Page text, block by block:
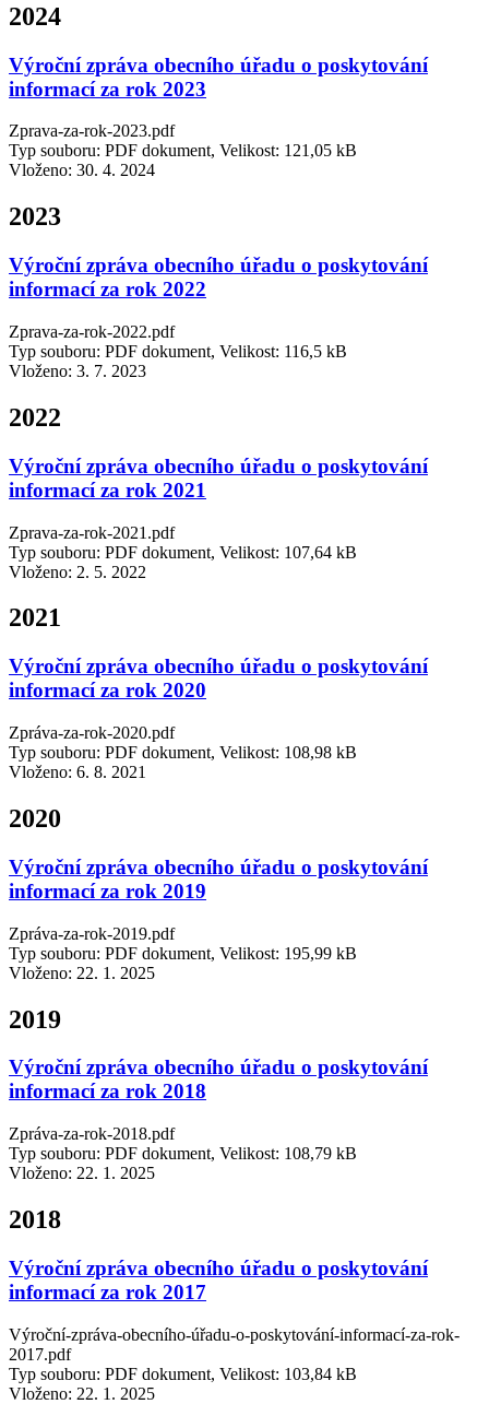
2024
Výroční zpráva obecního úřadu o poskytování
informací za rok 2023
Zprava-za-rok-2023.pdf
Typ souboru: PDF dokument, Velikost: 121,05 kB
Vloženo: 30. 4. 2024
2023
Výroční zpráva obecního úřadu o poskytování
informací za rok 2022
Zprava-za-rok-2022.pdf
Typ souboru: PDF dokument, Velikost: 116,5 kB
Vloženo: 3. 7. 2023
2022
Výroční zpráva obecního úřadu o poskytování
informací za rok 2021
Zprava-za-rok-2021.pdf
Typ souboru: PDF dokument, Velikost: 107,64 kB
Vloženo: 2. 5. 2022
2021
Výroční zpráva obecního úřadu o poskytování
informací za rok 2020
Zpráva-za-rok-2020.pdf
Typ souboru: PDF dokument, Velikost: 108,98 kB
Vloženo: 6. 8. 2021
2020
Výroční zpráva obecního úřadu o poskytování
informací za rok 2019
Zpráva-za-rok-2019.pdf
Typ souboru: PDF dokument, Velikost: 195,99 kB
Vloženo: 22. 1. 2025
2019
Výroční zpráva obecního úřadu o poskytování
informací za rok 2018
Zpráva-za-rok-2018.pdf
Typ souboru: PDF dokument, Velikost: 108,79 kB
Vloženo: 22. 1. 2025
2018
Výroční zpráva obecního úřadu o poskytování
informací za rok 2017
Výroční-zpráva-obecního-úřadu-o-poskytování-informací-za-rok-
2017.pdf
Typ souboru: PDF dokument, Velikost: 103,84 kB
Vloženo: 22. 1. 2025